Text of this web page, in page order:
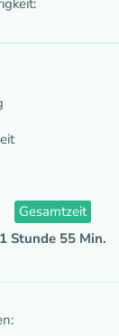
Gesamtzeit
1 Stunde 55 Min.